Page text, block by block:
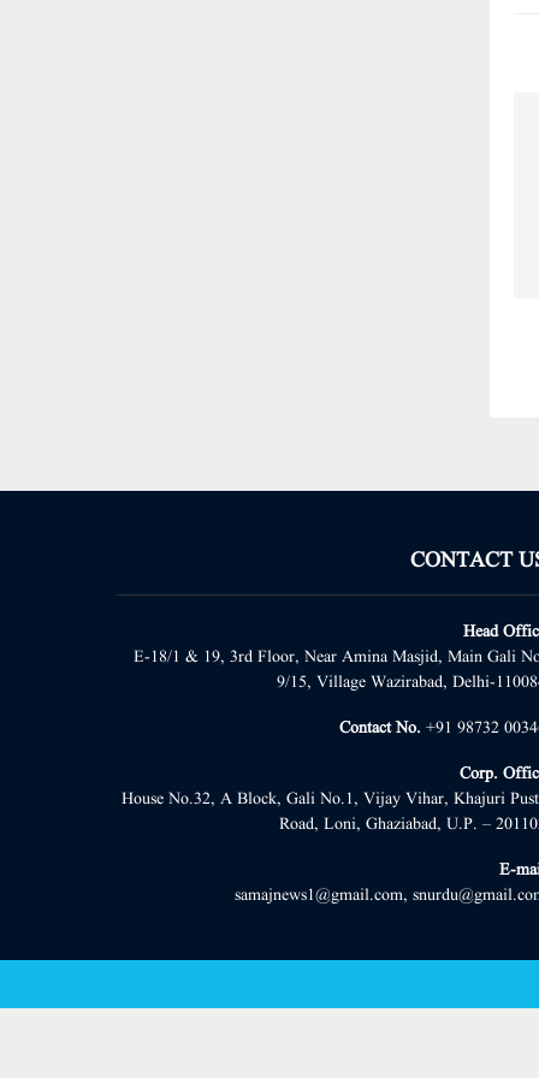
CONTACT
Head
E-18/1 & 19, 3rd Floor, Near Amina Masjid, Main Gali
9/15, Village Wazirabad, Delhi-
Contact No. +91 98732
Corp.
House No.32, A Block, Gali No.1, Vijay Vihar, Khajuri
Road, Loni, Ghaziabad, U.P. –
E-
samajnews1@gmail.com,